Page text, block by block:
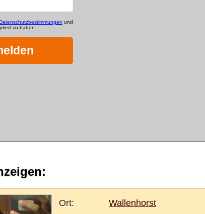
Ort:
Wallenhorst